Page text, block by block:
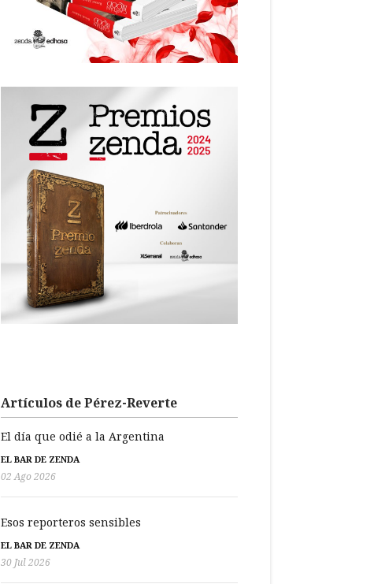
Artículos de Pérez-Reverte
El día que odié a la Argentina
EL BAR DE ZENDA
02 Ago 2026
Esos reporteros sensibles
EL BAR DE ZENDA
30 Jul 2026